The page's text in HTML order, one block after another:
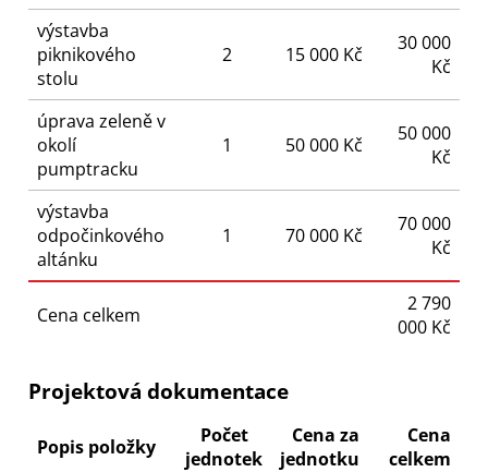
výstavba
piknikového
stolu
2 15 000 Kč
30 000
Kč
úprava zeleně v
okolí
pumptracku
1 50 000 Kč
50 000
Kč
výstavba
odpočinkového
altánku
1 70 000 Kč
70 000
Kč
Cena celkem
2 790
000 Kč
Projektová dokumentace
Popis položky
Počet
jednotek
Cena za
jednotku
Cena
celkem